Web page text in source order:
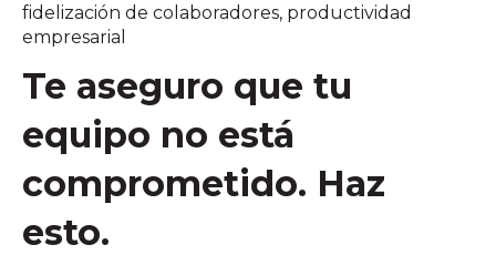
fidelización de colaboradores, productividad
empresarial
Te aseguro que tu
equipo no está
comprometido. Haz
esto.